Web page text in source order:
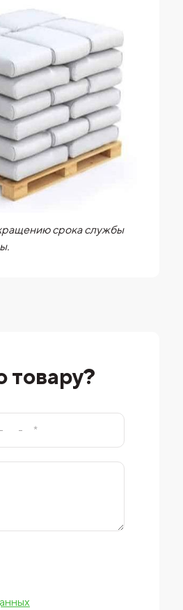
срока службы
товару?